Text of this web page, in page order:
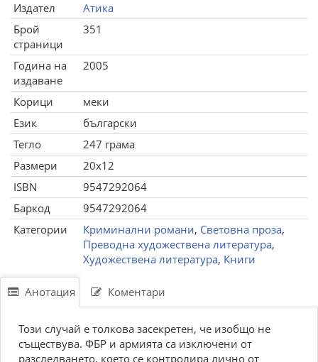
Издател
Атика
Брой
страници
351
Година на
издаване
2005
Корици
меки
Език
български
Тегло
247 грама
Размери
20x12
ISBN
9547292064
Баркод
9547292064
Категории
Криминални романи, Световна проза,
Преводна художествена литература,
Художествена литература, Книги
Анотация Коментари
Този случай е толкова засекретен, че изобщо не
съществува. ФБР и армията са изключени от
разследването, което се контролира лично от